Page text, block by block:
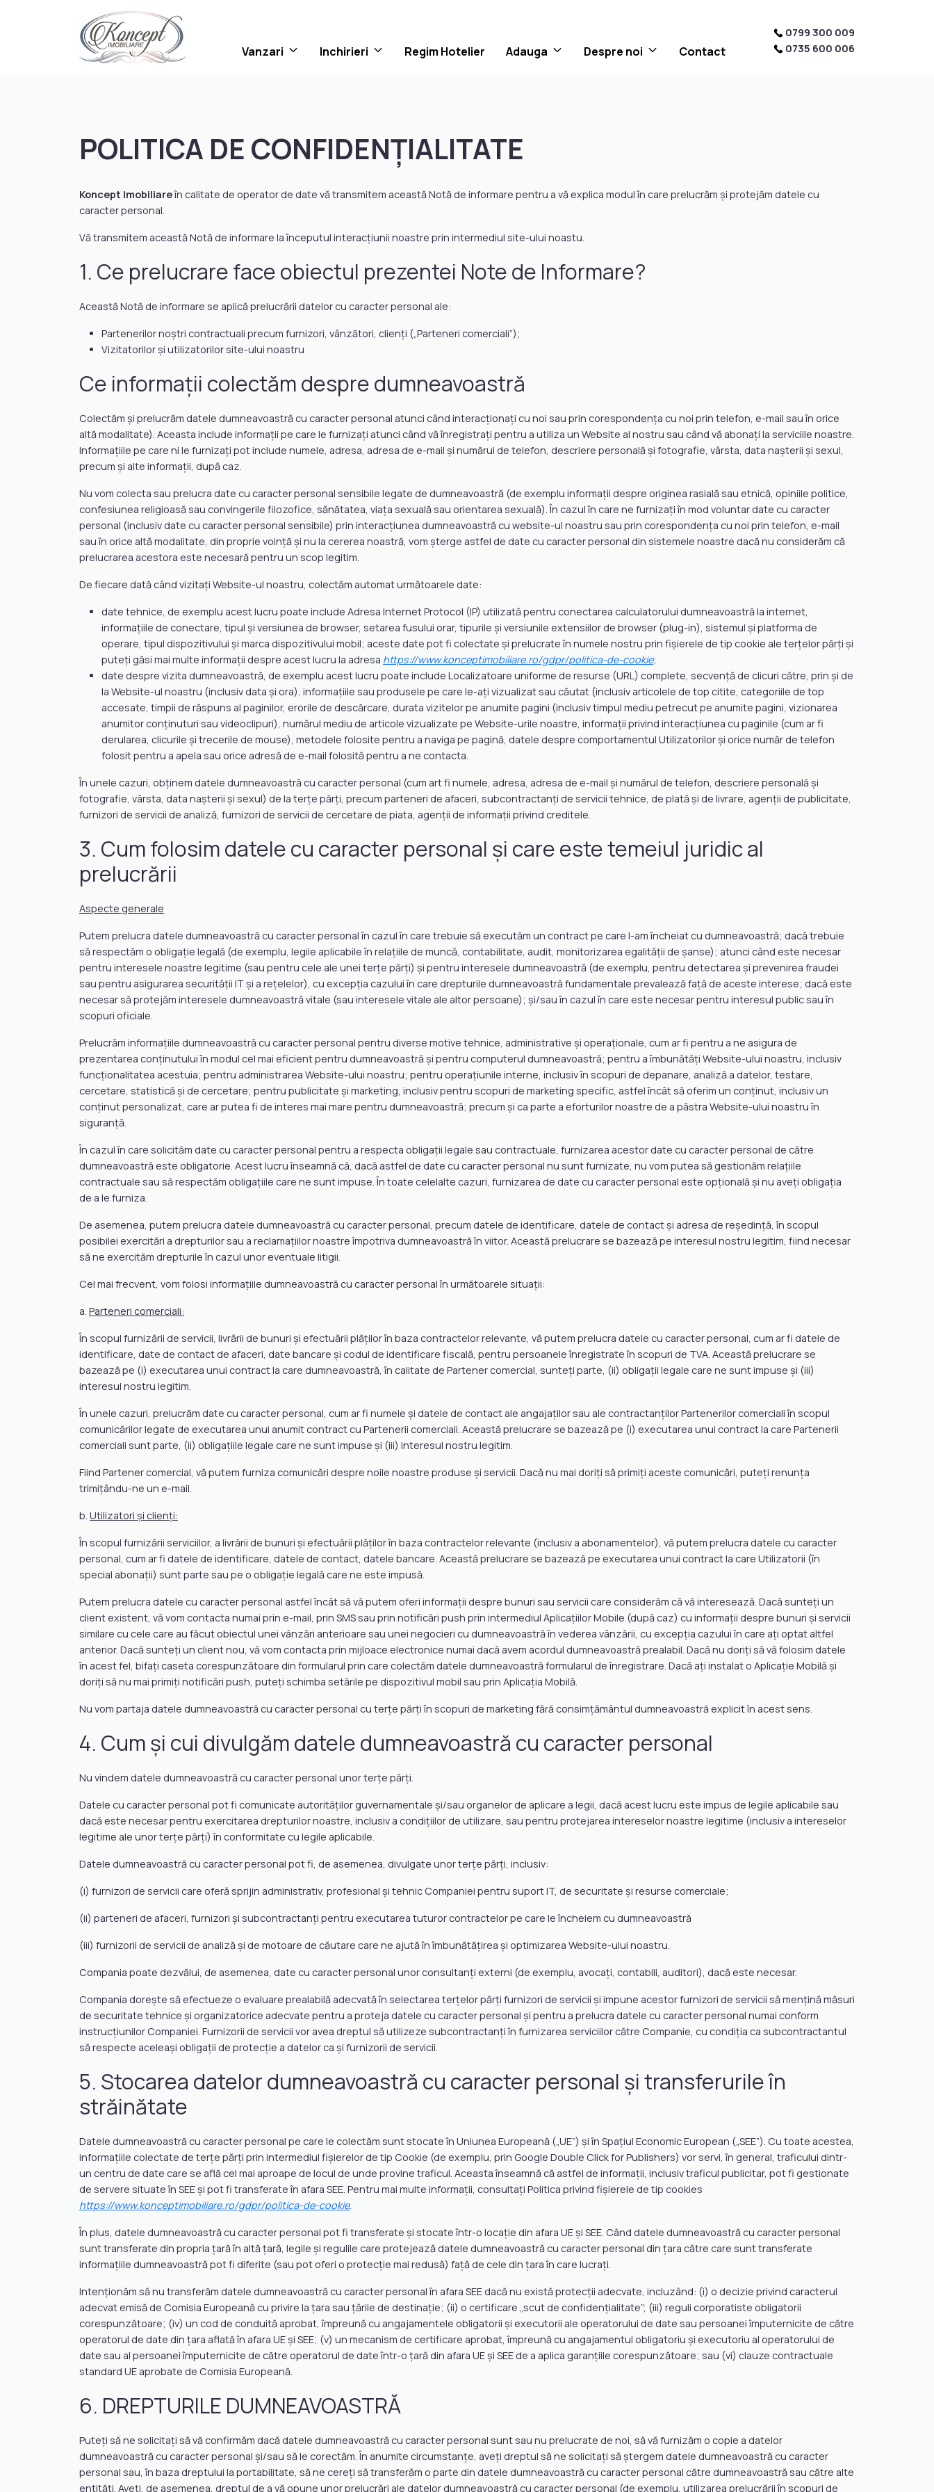
Vanzari Inchirieri Regim Hotelier Adauga Despre noi Contact
0799 300 009
0735 600 006
POLITICA DE CONFIDENŢIALITATE
Koncept Imobiliareîn calitate de operator de date vă transmitem această Notă de informare pentru a vă explica modul în care prelucrăm și protejăm datele cu
caracter personal.
Vă transmitem această Notă de informare la începutul interacțiunii noastre prin intermediul site-ului noastu.
1. Ce prelucrare face obiectul prezentei Note de Informare?
Această Notă de informare se aplică prelucrării datelor cu caracter personal ale:
Partenerilor noştri contractuali precum furnizori, vânzători, clienți („Parteneri comerciali”);
Vizitatorilor și utilizatorilor site-ului noastru
Ce informații colectăm despre dumneavoastră
Colectăm și prelucrăm datele dumneavoastră cu caracter personal atunci când interacționați cu noi sau prin corespondența cu noi prin telefon, e-mail sau în orice
altă modalitate). Aceasta include informații pe care le furnizați atunci când vă înregistrați pentru a utiliza un Website al nostru sau când vă abonați la serviciile noastre.
Informațiile pe care ni le furnizați pot include numele, adresa, adresa de e-mail și numărul de telefon, descriere personală și fotografie, vârsta, data nașterii și sexul,
precum și alte informații, după caz.
Nu vom colecta sau prelucra date cu caracter personal sensibile legate de dumneavoastră (de exemplu informații despre originea rasială sau etnică, opiniile politice,
confesiunea religioasă sau convingerile filozofice, sănătatea, viața sexuală sau orientarea sexuală). În cazul în care ne furnizați în mod voluntar date cu caracter
personal (inclusiv date cu caracter personal sensibile) prin interacțiunea dumneavoastră cu website-ul noastru sau prin corespondența cu noi prin telefon, e-mail
sau în orice altă modalitate, din proprie voință și nu la cererea noastră, vom șterge astfel de date cu caracter personal din sistemele noastre dacă nu considerăm că
prelucrarea acestora este necesară pentru un scop legitim.
De fiecare dată când vizitați Website-ul noastru, colectăm automat următoarele date:
date tehnice, de exemplu acest lucru poate include Adresa Internet Protocol (IP) utilizată pentru conectarea calculatorului dumneavoastră la internet,
informațiile de conectare, tipul și versiunea de browser, setarea fusului orar, tipurile și versiunile extensiilor de browser (plug-in), sistemul și platforma de
operare, tipul dispozitivului și marca dispozitivului mobil; aceste date pot fi colectate și prelucrate în numele nostru prin fişierele de tip cookie ale terțelor părți și
puteți găsi mai multe informații despre acest lucru la adresa https://www.konceptimobiliare.ro/gdpr/politica-de-cookie;
date despre vizita dumneavoastră, de exemplu acest lucru poate include Localizatoare uniforme de resurse (URL) complete, secvență de clicuri către, prin și de
la Website-ul noastru (inclusiv data și ora), informațiile sau produsele pe care le-ați vizualizat sau căutat (inclusiv articolele de top citite, categoriile de top
accesate, timpii de răspuns al paginilor, erorile de descărcare, durata vizitelor pe anumite pagini (inclusiv timpul mediu petrecut pe anumite pagini, vizionarea
anumitor conținuturi sau videoclipuri), numărul mediu de articole vizualizate pe Website-urile noastre, informații privind interacțiunea cu paginile (cum ar fi
derularea, clicurile și trecerile de mouse), metodele folosite pentru a naviga pe pagină, datele despre comportamentul Utilizatorilor și orice număr de telefon
folosit pentru a apela sau orice adresă de e-mail folosită pentru a ne contacta.
În unele cazuri, obținem datele dumneavoastră cu caracter personal (cum art fi numele, adresa, adresa de e-mail și numărul de telefon, descriere personală și
fotografie, vârsta, data nașterii și sexul) de la terțe părți, precum parteneri de afaceri, subcontractanți de servicii tehnice, de plată și de livrare, agenții de publicitate,
furnizori de servicii de analiză, furnizori de servicii de cercetare de piata, agenții de informații privind creditele.
3. Cum folosim datele cu caracter personal și care este temeiul juridic al
prelucrării
Aspecte generale
Putem prelucra datele dumneavoastră cu caracter personal în cazul în care trebuie să executăm un contract pe care l-am încheiat cu dumneavoastră; dacă trebuie
să respectăm o obligație legală (de exemplu, legile aplicabile în relaţiile de muncă, contabilitate, audit, monitorizarea egalității de șanse); atunci când este necesar
pentru interesele noastre legitime (sau pentru cele ale unei terțe părți) și pentru interesele dumneavoastră (de exemplu, pentru detectarea și prevenirea fraudei
sau pentru asigurarea securității IT și a rețelelor), cu excepția cazului în care drepturile dumneavoastră fundamentale prevalează față de aceste interese; dacă este
necesar să protejăm interesele dumneavoastră vitale (sau interesele vitale ale altor persoane); și/sau în cazul în care este necesar pentru interesul public sau în
scopuri oficiale.
Prelucrăm informațiile dumneavoastră cu caracter personal pentru diverse motive tehnice, administrative și operaționale, cum ar fi pentru a ne asigura de
prezentarea conținutului în modul cel mai eficient pentru dumneavoastră și pentru computerul dumneavoastră; pentru a îmbunătăți Website-ului noastru, inclusiv
funcționalitatea acestuia; pentru administrarea Website-ului noastru; pentru operațiunile interne, inclusiv în scopuri de depanare, analiză a datelor, testare,
cercetare, statistică și de cercetare; pentru publicitate și marketing, inclusiv pentru scopuri de marketing specific, astfel încât să oferim un conținut, inclusiv un
conținut personalizat, care ar putea fi de interes mai mare pentru dumneavoastră; precum și ca parte a eforturilor noastre de a păstra Website-ului noastru în
siguranță.
În cazul în care solicităm date cu caracter personal pentru a respecta obligații legale sau contractuale, furnizarea acestor date cu caracter personal de către
dumneavoastră este obligatorie. Acest lucru înseamnă că, dacă astfel de date cu caracter personal nu sunt furnizate, nu vom putea să gestionăm relațiile
contractuale sau să respectăm obligațiile care ne sunt impuse. În toate celelalte cazuri, furnizarea de date cu caracter personal este opțională și nu aveți obligația
de a le furniza.
De asemenea, putem prelucra datele dumneavoastră cu caracter personal, precum datele de identificare, datele de contact și adresa de reședință, în scopul
posibilei exercitări a drepturilor sau a reclamațiilor noastre împotriva dumneavoastră în viitor. Această prelucrare se bazează pe interesul nostru legitim, fiind necesar
să ne exercităm drepturile în cazul unor eventuale litigii.
Cel mai frecvent, vom folosi informațiile dumneavoastră cu caracter personal în următoarele situații:
a. Parteneri comerciali:
În scopul furnizării de servicii, livrării de bunuri și efectuării plăților în baza contractelor relevante, vă putem prelucra datele cu caracter personal, cum ar fi datele de
identificare, date de contact de afaceri, date bancare și codul de identificare fiscală, pentru persoanele înregistrate în scopuri de TVA. Această prelucrare se
bazează pe (i) executarea unui contract la care dumneavoastră, în calitate de Partener comercial, sunteți parte, (ii) obligații legale care ne sunt impuse și (iii)
interesul nostru legitim.
În unele cazuri, prelucrăm date cu caracter personal, cum ar fi numele și datele de contact ale angajaților sau ale contractanților Partenerilor comerciali în scopul
comunicărilor legate de executarea unui anumit contract cu Partenerii comerciali. Această prelucrare se bazează pe (i) executarea unui contract la care Partenerii
comerciali sunt parte, (ii) obligațiile legale care ne sunt impuse și (iii) interesul nostru legitim.
Fiind Partener comercial, vă putem furniza comunicări despre noile noastre produse și servicii. Dacă nu mai doriți să primiți aceste comunicări, puteți renunța
trimițându-ne un e-mail.
b. Utilizatori și clienți:
În scopul furnizării serviciilor, a livrării de bunuri și efectuării plăților în baza contractelor relevante (inclusiv a abonamentelor), vă putem prelucra datele cu caracter
personal, cum ar fi datele de identificare, datele de contact, datele bancare. Această prelucrare se bazează pe executarea unui contract la care Utilizatorii (în
special abonații) sunt parte sau pe o obligație legală care ne este impusă.
Putem prelucra datele cu caracter personal astfel încât să vă putem oferi informații despre bunuri sau servicii care considerăm că vă interesează. Dacă sunteți un
client existent, vă vom contacta numai prin e-mail, prin SMS sau prin notificări push prin intermediul Aplicațiilor Mobile (după caz) cu informații despre bunuri și servicii
similare cu cele care au făcut obiectul unei vânzări anterioare sau unei negocieri cu dumneavoastră în vederea vânzării, cu excepția cazului în care ați optat altfel
anterior. Dacă sunteți un client nou, vă vom contacta prin mijloace electronice numai dacă avem acordul dumneavoastră prealabil. Dacă nu doriți să vă folosim datele
în acest fel, bifați caseta corespunzătoare din formularul prin care colectăm datele dumneavoastră formularul de înregistrare. Dacă ați instalat o Aplicație Mobilă și
doriți să nu mai primiți notificări push, puteți schimba setările pe dispozitivul mobil sau prin Aplicația Mobilă.
Nu vom partaja datele dumneavoastră cu caracter personal cu terțe părți în scopuri de marketing fără consimțământul dumneavoastră explicit în acest sens.
4. Cum și cui divulgăm datele dumneavoastră cu caracter personal
Nu vindem datele dumneavoastră cu caracter personal unor terțe părți.
Datele cu caracter personal pot fi comunicate autorităților guvernamentale și/sau organelor de aplicare a legii, dacă acest lucru este impus de legile aplicabile sau
dacă este necesar pentru exercitarea drepturilor noastre, inclusiv a condițiilor de utilizare, sau pentru protejarea intereselor noastre legitime (inclusiv a intereselor
legitime ale unor terțe părți) în conformitate cu legile aplicabile.
Datele dumneavoastră cu caracter personal pot fi, de asemenea, divulgate unor terțe părți, inclusiv:
(i) furnizori de servicii care oferă sprijin administrativ, profesional și tehnic Companiei pentru suport IT, de securitate și resurse comerciale;
(ii) parteneri de afaceri, furnizori și subcontractanți pentru executarea tuturor contractelor pe care le încheiem cu dumneavoastră
(iii) furnizorii de servicii de analiză și de motoare de căutare care ne ajută în îmbunătățirea și optimizarea Website-ului noastru.
Compania poate dezvălui, de asemenea, date cu caracter personal unor consultanți externi (de exemplu, avocați, contabili, auditori), dacă este necesar.
Compania dorește să efectueze o evaluare prealabilă adecvată în selectarea terțelor părți furnizori de servicii și impune acestor furnizori de servicii să mențină măsuri
de securitate tehnice și organizatorice adecvate pentru a proteja datele cu caracter personal și pentru a prelucra datele cu caracter personal numai conform
instrucțiunilor Companiei. Furnizorii de servicii vor avea dreptul să utilizeze subcontractanți în furnizarea serviciilor către Companie, cu condiția ca subcontractantul
să respecte aceleași obligații de protecție a datelor ca și furnizorii de servicii.
5. Stocarea datelor dumneavoastră cu caracter personal și transferurile în
străinătate
Datele dumneavoastră cu caracter personal pe care le colectăm sunt stocate în Uniunea Europeană („UE”) și în Spațiul Economic European („SEE”). Cu toate acestea,
informațiile colectate de terțe părți prin intermediul fișierelor de tip Cookie (de exemplu, prin Google Double Click for Publishers) vor servi, în general, traficului dintr-
un centru de date care se află cel mai aproape de locul de unde provine traficul. Aceasta înseamnă că astfel de informații, inclusiv traficul publicitar, pot fi gestionate
de servere situate în SEE și pot fi transferate în afara SEE. Pentru mai multe informații, consultați Politica privind fișierele de tip cookies
https://www.konceptimobiliare.ro/gdpr/politica-de-cookie.
În plus, datele dumneavoastră cu caracter personal pot fi transferate și stocate într-o locație din afara UE și SEE. Când datele dumneavoastră cu caracter personal
sunt transferate din propria țară în altă țară, legile și regulile care protejează datele dumneavoastră cu caracter personal din țara către care sunt transferate
informațiile dumneavoastră pot fi diferite (sau pot oferi o protecție mai redusă) față de cele din țara în care lucrați.
Intenționăm să nu transferăm datele dumneavoastră cu caracter personal în afara SEE dacă nu există protecții adecvate, incluzând: (i) o decizie privind caracterul
adecvat emisă de Comisia Europeană cu privire la țara sau țările de destinație; (ii) o certificare „scut de confidențialitate”; (iii) reguli corporatiste obligatorii
corespunzătoare; (iv) un cod de conduită aprobat, împreună cu angajamentele obligatorii și executorii ale operatorului de date sau persoanei împuternicite de către
operatorul de date din țara aflată în afara UE și SEE; (v) un mecanism de certificare aprobat, împreună cu angajamentul obligatoriu și executoriu al operatorului de
date sau al persoanei împuternicite de către operatorul de date într-o țară din afara UE și SEE de a aplica garanțiile corespunzătoare; sau (vi) clauze contractuale
standard UE aprobate de Comisia Europeană.
6. DREPTURILE DUMNEAVOASTRĂ
Puteți să ne solicitați să vă confirmăm dacă datele dumneavoastră cu caracter personal sunt sau nu prelucrate de noi, să vă furnizăm o copie a datelor
dumneavoastră cu caracter personal și/sau să le corectăm. În anumite circumstanțe, aveți dreptul să ne solicitați să ștergem datele dumneavoastră cu caracter
personal sau, în baza dreptului la portabilitate, să ne cereți să transferăm o parte din datele dumneavoastră cu caracter personal către dumneavoastră sau către alte
entități. Aveți, de asemenea, dreptul de a vă opune unor prelucrări ale datelor dumneavoastră cu caracter personal (de exemplu, utilizarea prelucrării în scopuri de